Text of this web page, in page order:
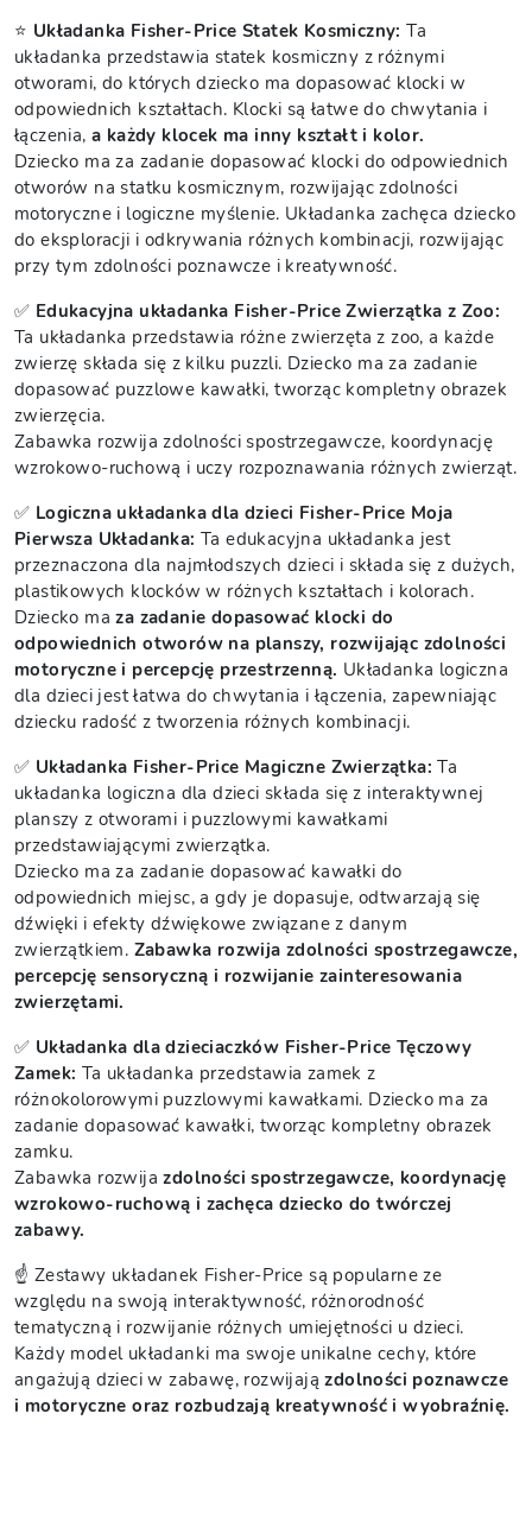
⭐ Układanka Fisher-Price Statek Kosmiczny: Ta
układanka przedstawia statek kosmiczny z różnymi
otworami, do których dziecko ma dopasować klocki w
odpowiednich kształtach. Klocki są łatwe do chwytania i
łączenia,a każdy klocek ma inny kształt i kolor.
Dziecko ma za zadanie dopasować klocki do odpowiednich
otworów na statku kosmicznym, rozwijając zdolności
motoryczne i logiczne myślenie. Układanka zachęca dziecko
do eksploracji i odkrywania różnych kombinacji, rozwijając
przy tym zdolności poznawcze i kreatywność.
✅ Edukacyjna układanka Fisher-Price Zwierzątka z Zoo:
Ta układanka przedstawia różne zwierzęta z zoo, a każde
zwierzę składa się z kilku puzzli. Dziecko ma za zadanie
dopasować puzzlowe kawałki, tworząc kompletny obrazek
zwierzęcia.
Zabawka rozwija zdolności spostrzegawcze, koordynację
wzrokowo-ruchową i uczy rozpoznawania różnych zwierząt.
✅ Logiczna układanka dla dzieci Fisher-Price Moja
Pierwsza Układanka: Ta edukacyjna układanka jest
przeznaczona dla najmłodszych dzieci i składa się z dużych,
plastikowych klocków w różnych kształtach i kolorach.
Dziecko ma za zadanie dopasować klocki do
odpowiednich otworów na planszy, rozwijając zdolności
motoryczne i percepcję przestrzenną. Układanka logiczna
dla dzieci jest łatwa do chwytania i łączenia, zapewniając
dziecku radość z tworzenia różnych kombinacji.
✅ Układanka Fisher-Price Magiczne Zwierzątka:Ta
układanka logiczna dla dzieci składa się z interaktywnej
planszy z otworami i puzzlowymi kawałkami
przedstawiającymi zwierzątka.
Dziecko ma za zadanie dopasować kawałki do
odpowiednich miejsc, a gdy je dopasuje, odtwarzają się
dźwięki i efekty dźwiękowe związane z danym
zwierzątkiem. Zabawka rozwija zdolności spostrzegawcze,
percepcję sensoryczną i rozwijanie zainteresowania
zwierzętami.
✅ Układanka dla dzieciaczków Fisher-Price Tęczowy
Zamek: Ta układanka przedstawia zamek z
różnokolorowymi puzzlowymi kawałkami. Dziecko ma za
zadanie dopasować kawałki, tworząc kompletny obrazek
zamku.
Zabawka rozwijazdolności spostrzegawcze, koordynację
wzrokowo-ruchową i zachęca dziecko do twórczej
zabawy.
☝️ Zestawy układanek Fisher-Price są popularne ze
względu na swoją interaktywność, różnorodność
tematyczną i rozwijanie różnych umiejętności u dzieci.
Każdy model układanki ma swoje unikalne cechy, które
angażują dzieci w zabawę, rozwijajązdolności poznawcze
i motoryczne oraz rozbudzają kreatywność i wyobraźnię.